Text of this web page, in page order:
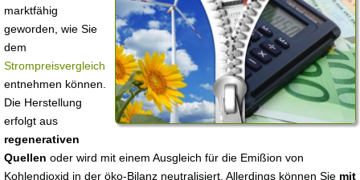
marktfähig
geworden, wie Sie
dem
Strompreisvergleich
entnehmen können.
Die Herstellung
erfolgt aus
regenerativen
Quellen oder wird mit einem Ausgleich für die Emißion von
Kohlendioxid in der öko-Bilanz neutralisiert. Allerdings können Sie mit